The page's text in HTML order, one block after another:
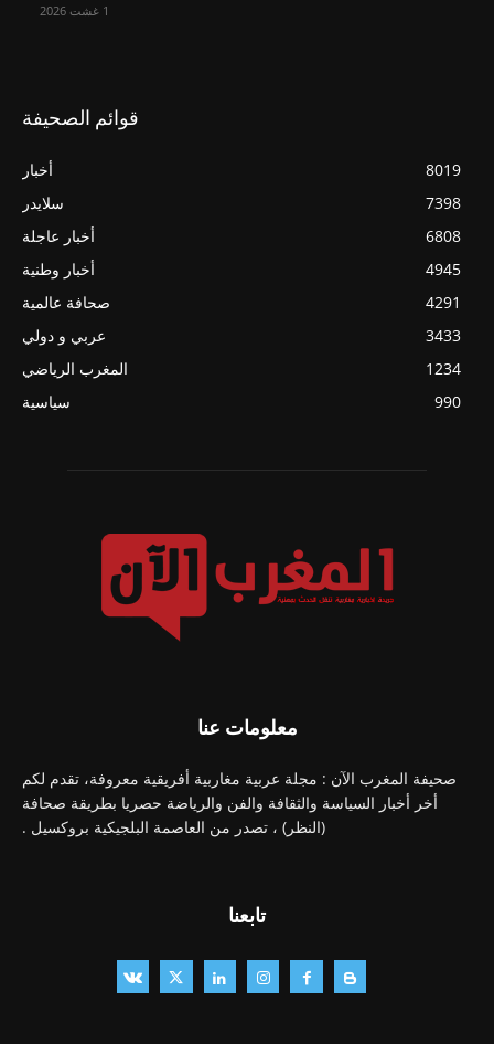
1 غشت 2026
قوائم الصحيفة
أخبار
8019
سلايدر
7398
أخبار عاجلة
6808
أخبار وطنية
4945
صحافة عالمية
4291
عربي و دولي
3433
المغرب الرياضي
1234
سياسية
990
معلومات عنا
صحيفة المغرب الآن : مجلة عربية مغاربية أفريقية معروفة، تقدم لكم
أخر أخبار السياسة والثقافة والفن والرياضة حصريا بطريقة صحافة
(النظر) ، تصدر من العاصمة البلجيكية بروكسيل .
تابعنا